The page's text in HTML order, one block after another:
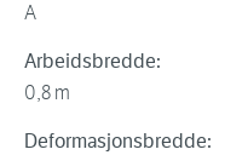
A
Arbeidsbredde:
0,8 m
Deformasjonsbredde: